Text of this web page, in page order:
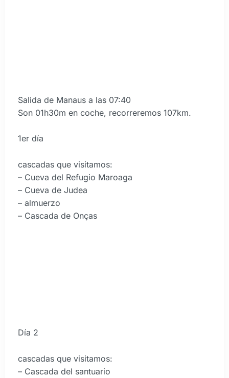
Salida de Manaus a las 07:40
Son 01h30m en coche, recorreremos 107km.
1er día
cascadas que visitamos:
– Cueva del Refugio Maroaga
– Cueva de Judea
– almuerzo
– Cascada de Onças
Día 2
cascadas que visitamos:
– Cascada del santuario